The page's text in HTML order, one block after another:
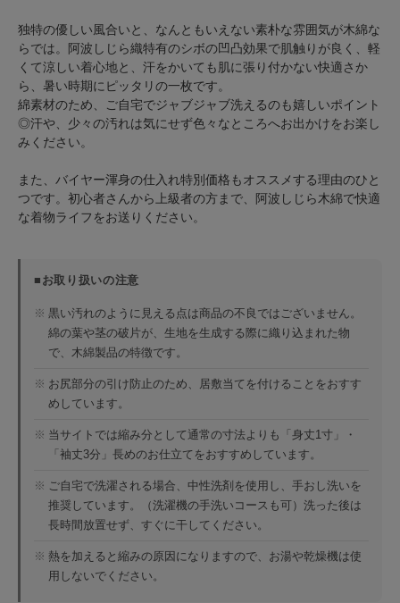
独特の優しい風合いと、なんともいえない素朴な雰囲気が木綿な
らでは。阿波しじら織特有のシボの凹凸効果で肌触りが良く、軽
くて涼しい着心地と、汗をかいても肌に張り付かない快適さか
ら、暑い時期にピッタリの一枚です。
綿素材のため、ご自宅でジャブジャブ洗えるのも嬉しいポイント
◎汗や、少々の汚れは気にせず色々なところへお出かけをお楽し
みください。
また、バイヤー渾身の仕入れ特別価格もオススメする理由のひと
つです。初心者さんから上級者の方まで、阿波しじら木綿で快適
な着物ライフをお送りください。
■お取り扱いの注意
※ 黒い汚れのように見える点は商品の不良ではございません。
綿の葉や茎の破片が、生地を生成する際に織り込まれた物
で、木綿製品の特徴です。
※ お尻部分の引け防止のため、居敷当てを付けることをおすす
めしています。
※ 当サイトでは縮み分として通常の寸法よりも「身丈1寸」・
「袖丈3分」長めのお仕立てをおすすめしています。
※ ご自宅で洗濯される場合、中性洗剤を使用し、手おし洗いを
推奨しています。（洗濯機の手洗いコースも可）洗った後は
長時間放置せず、すぐに干してください。
※ 熱を加えると縮みの原因になりますので、お湯や乾燥機は使
用しないでください。